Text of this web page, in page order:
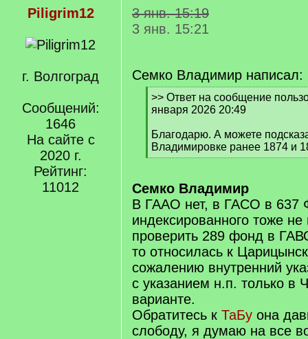
Piligrim12
г. Волгоград
Сообщений:
1646
На сайте с
2020 г.
Рейтинг:
11012
3 янв. 15:19
3 янв. 15:21
Семко Владимир написал:
[
q
>> Ответ на сообщение
января 2026 20:49
Благодарю. А можете
Владимировке ранее 1874 и
[
q
]
Семко Владимир
В ГААО нет, в ГАСО в 637
индексированного тоже
проверить 289 фонд в
то относилась к
сожалению внутренний
с указанием н.п. только в
варианте.
Обратитесь к ТаБу она
слободу, я думаю на все